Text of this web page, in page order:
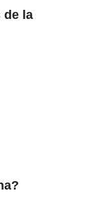
de la